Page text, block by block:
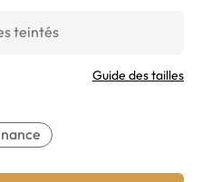
teintés
Guide des tailles